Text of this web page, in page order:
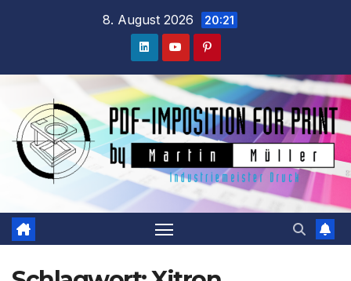
8. August 2026 20:21